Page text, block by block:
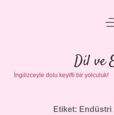
Gizlilik
Yasal
Dil ve
İngilizceyle dolu keyifli bir yolculuk!
Etiket: Endüstri